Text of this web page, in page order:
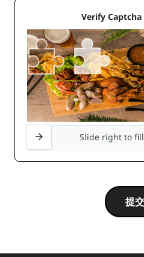
Verify Captcha
Slide right to fill